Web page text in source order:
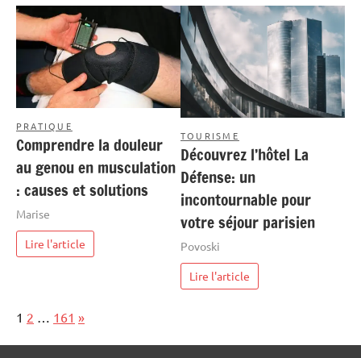
PRATIQUE
Comprendre la douleur
au genou en musculation
: causes et solutions
Marise
Lire l'article
TOURISME
Découvrez l’hôtel La
Défense: un
incontournable pour
votre séjour parisien
Povoski
Lire l'article
Page:
1 2 161 Next
»